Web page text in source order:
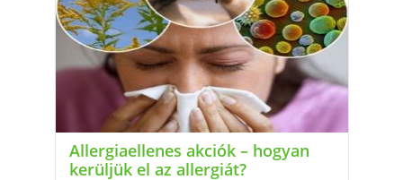
Allergiaellenes akciók – hogyan
kerüljük el az allergiát?